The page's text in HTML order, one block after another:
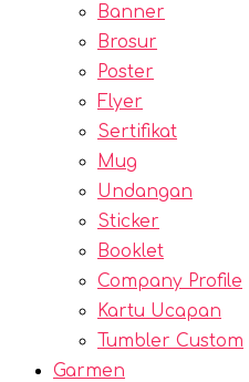
Banner
Brosur
Poster
Flyer
Sertifikat
Mug
Undangan
Sticker
Booklet
Company Profile
Kartu Ucapan
Tumbler Custom
Garmen